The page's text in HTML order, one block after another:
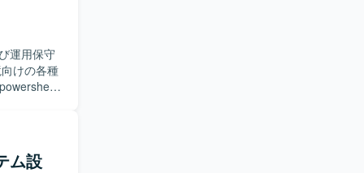
運用保守
持ち、
ム設